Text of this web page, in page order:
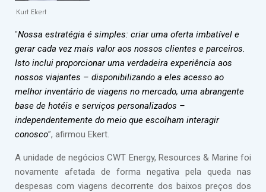
Kurt Ekert
"Nossa estratégia é simples: criar uma oferta imbatível e
gerar cada vez mais valor aos nossos clientes e parceiros.
Isto inclui proporcionar uma verdadeira experiência aos
nossos viajantes – disponibilizando a eles acesso ao
melhor inventário de viagens no mercado, uma abrangente
base de hotéis e serviços personalizados –
independentemente do meio que escolham interagir
conosco”, afirmou Ekert.
A unidade de negócios CWT Energy, Resources & Marine foi
novamente afetada de forma negativa pela queda nas
despesas com viagens decorrente dos baixos preços dos